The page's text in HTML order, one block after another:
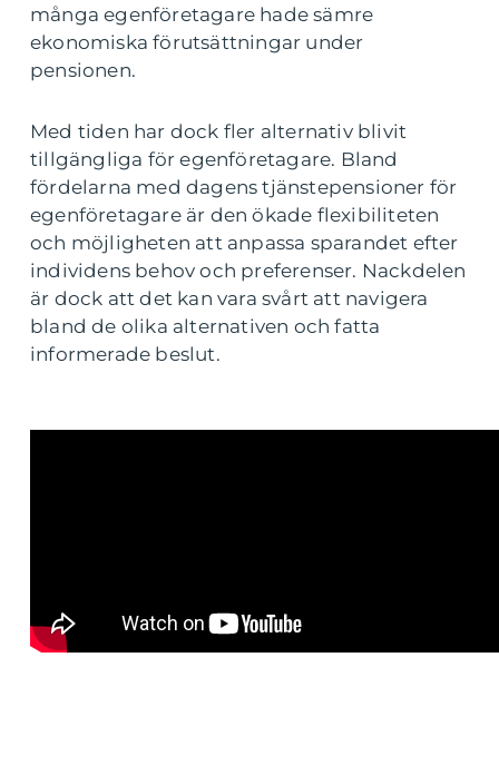
många egenföretagare hade sämre
ekonomiska förutsättningar under
pensionen.
Med tiden har dock fler alternativ blivit
tillgängliga för egenföretagare. Bland
fördelarna med dagens tjänstepensioner för
egenföretagare är den ökade flexibiliteten
och möjligheten att anpassa sparandet efter
individens behov och preferenser. Nackdelen
är dock att det kan vara svårt att navigera
bland de olika alternativen och fatta
informerade beslut.